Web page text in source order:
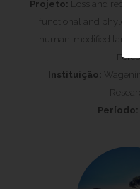
Projeto: Loss and
functional and
human-modified
Instituição:
Período: